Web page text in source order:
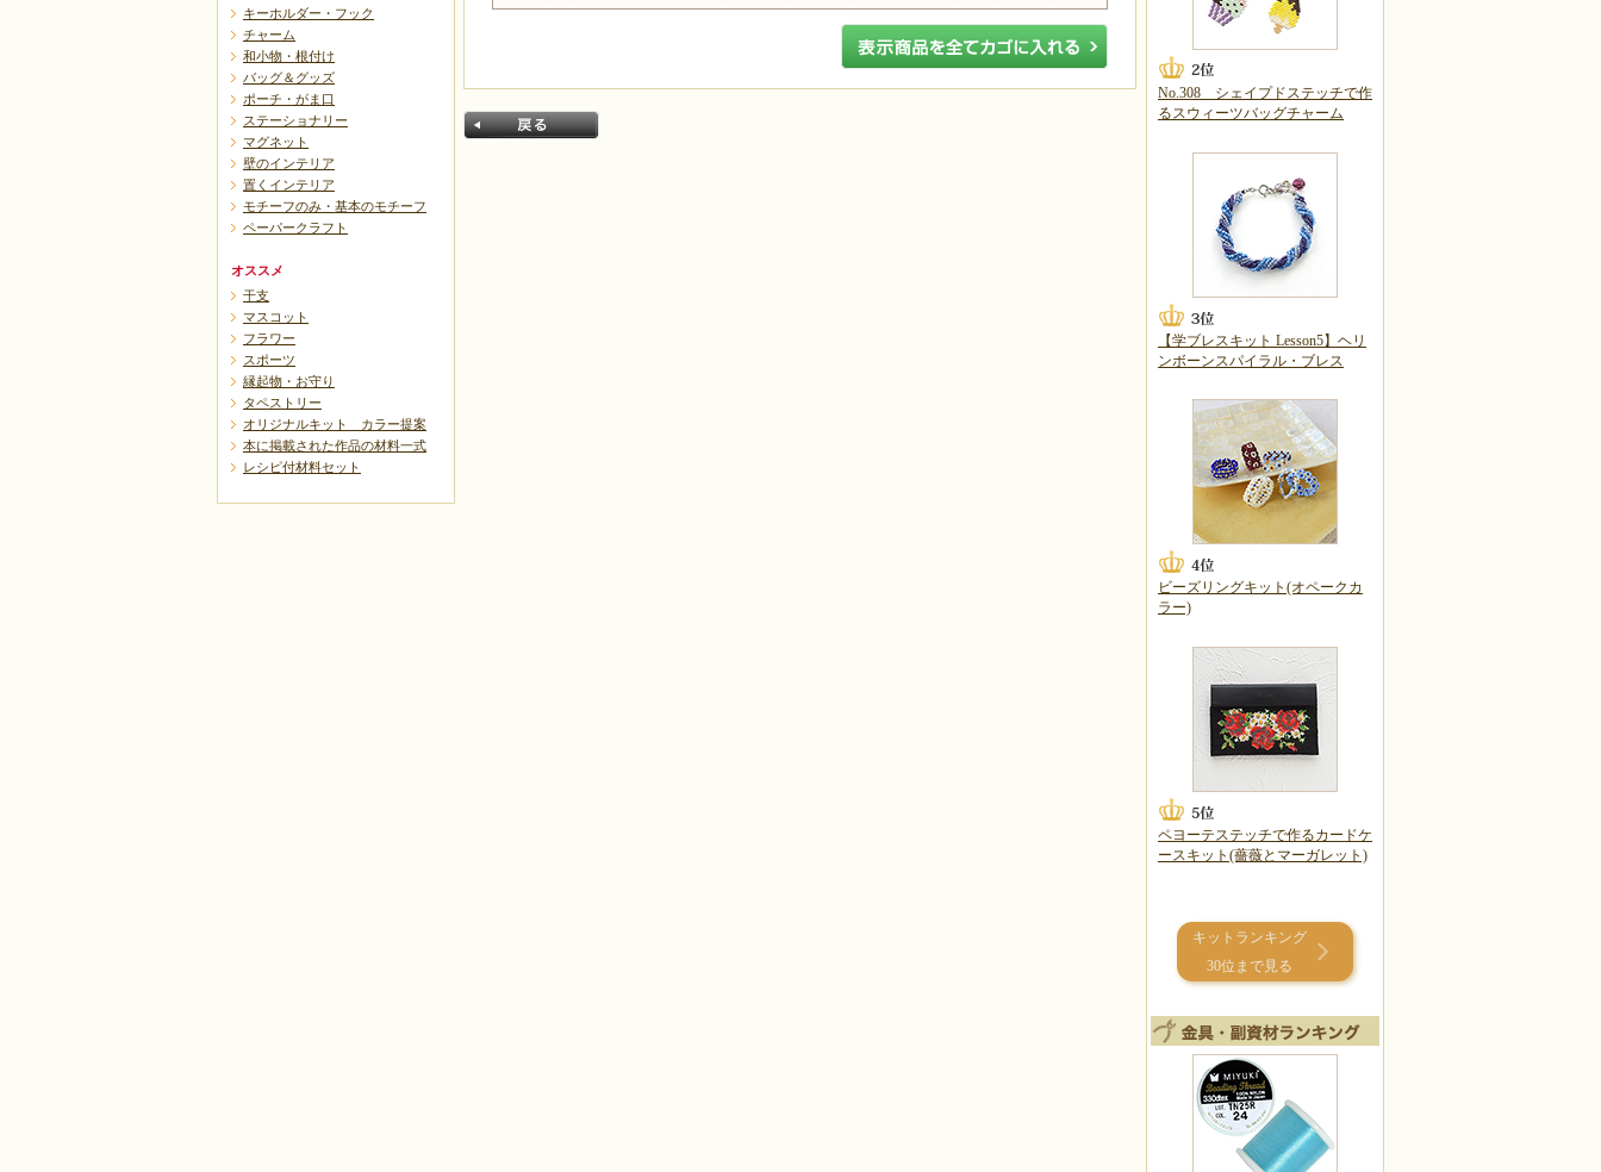
キーホルダー・フック
チャーム
和小物・根付け
バッグ＆グッズ
ポーチ・がま口
ステーショナリー
マグネット
壁のインテリア
置くインテリア
モチーフのみ・基本のモチーフ
ペーパークラフト
オススメ
干支
マスコット
フラワー
スポーツ
縁起物・お守り
タペストリー
オリジナルキット カラー提案
本に掲載された作品の材料一式
レシピ付材料セット
No.308 シェイプドステッチで作
るスウィーツバッグチャーム
【学ブレスキット Lesson5】ヘリ
ンボーンスパイラル・ブレス
ビーズリングキット(オペークカ
ラー)
ペヨーテステッチで作るカードケ
ースキット(薔薇とマーガレット)
キットランキング
30位まで見る